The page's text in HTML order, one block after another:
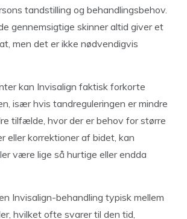
tandstilling og behandlingsbehov.
gennemsigtige skinner altid giver et
men det er ikke nødvendigvis
kan Invisalign faktisk forkorte
især hvis tandreguleringen er mindre
tilfælde, hvor der er behov for større
eller korrektioner af bidet, kan
være lige så hurtige eller endda
Invisalign-behandling typisk mellem
hvilket ofte svarer til den tid,